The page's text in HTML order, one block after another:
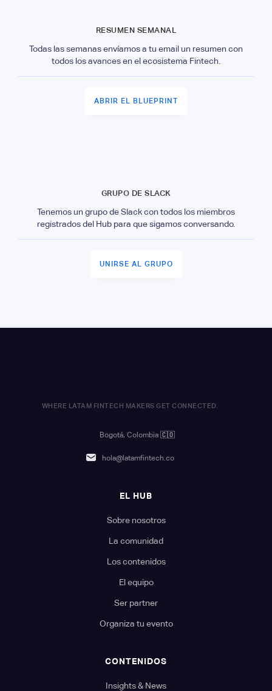
RESUMEN SEMANAL
Todas las semanas envíamos a tu email un resumen con
todos los avances en el ecosistema Fintech.
ABRIR EL BLUEPRINT
GRUPO DE SLACK
Tenemos un grupo de Slack con todos los miembros
registrados del Hub para que sigamos conversando.
UNIRSE AL GRUPO
WHERE LATAM FINTECH MAKERS GET CONNECTED.
Bogotá, Colombia 🇨🇴
hola@latamfintech.co
EL HUB
Sobre nosotros
La comunidad
Los contenidos
El equipo
Ser partner
Organiza tu evento
CONTENIDOS
Insights & News